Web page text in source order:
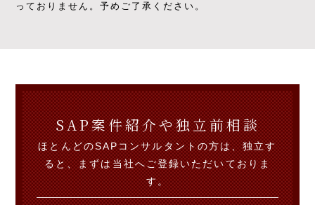
っておりません。予めご了承ください。
SAP案件紹介や独立前相談
ほとんどのSAPコンサルタントの方は、独立す
ると、まずは当社へご登録いただいておりま
す。